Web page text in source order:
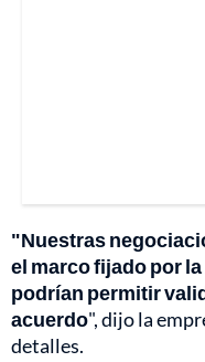
"Nuestras
el marco fijado por
podrían permitir
acuerdo", dijo la
detalles.